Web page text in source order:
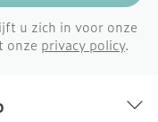
u zich in voor onze
onze privacy policy.